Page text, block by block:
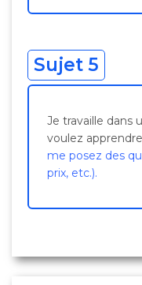
Sujet 5
Je travaille dans
voulez
me posez des
prix, etc.).